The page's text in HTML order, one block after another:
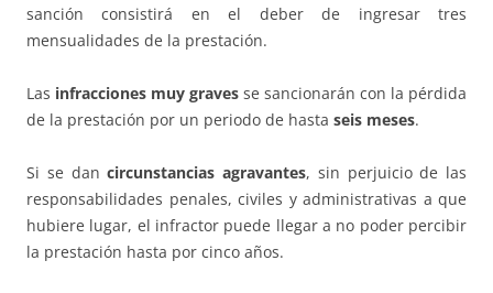
sanción consistirá en el deber de ingresar tres
mensualidades de la prestación.
Las infracciones muy graves se sancionarán con la pérdida
de la prestación por un periodo de hasta seis meses.
Si se dancircunstancias agravantes, sin perjuicio de las
responsabilidades penales, civiles y administrativas a que
hubiere lugar, el infractor puede llegar a no poder percibir
la prestación hasta por cinco años.